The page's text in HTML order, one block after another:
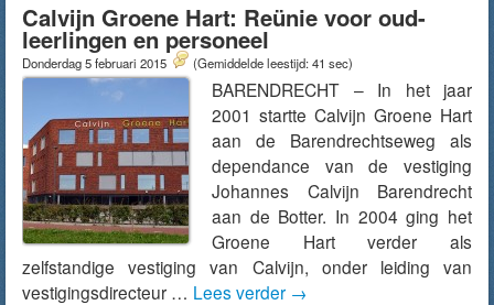
Calvijn Groene Hart: Reünie voor oud-
leerlingen en personeel
Donderdag 5 februari 2015 (Gemiddelde leestijd: 41 sec)
BARENDRECHT – In het jaar
2001 startte Calvijn Groene Hart
aan de Barendrechtseweg als
dependance van de vestiging
Johannes Calvijn Barendrecht
aan de Botter. In 2004 ging het
Groene Hart verder als
zelfstandige vestiging van Calvijn, onder leiding van
vestigingsdirecteur … Lees verder →